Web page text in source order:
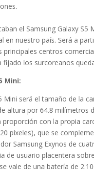
el Samsung Galaxy
nuestro país. Será a
principales centros
los surcoreanos
Mini:
Mini será el tamaño de la
altura por 64.8 milímetros
con la propia
píxeles), que se
Samsung Exynos de
de usuario placentera
vale de una batería de